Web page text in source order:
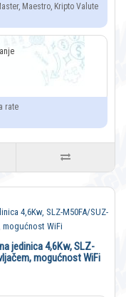
Maestro, Kripto Valute
rate
jedinica 4,6Kw, SLZ-
mogućnost WiFi